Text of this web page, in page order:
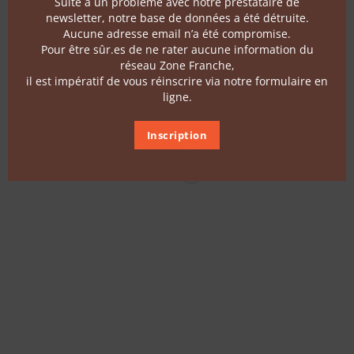
Follow us
Contact
Terms of use
newsletter, notre base de données a été détruite.
Aucune adresse email n’a été compromise.
Pour être sûr.es de ne rater aucune information du
réseau Zone Franche,
il est impératif de vous réinscrire via notre formulaire en
ligne.
Inscription